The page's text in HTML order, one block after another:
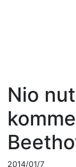
Nio
2014/01/7